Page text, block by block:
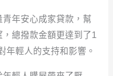
年安心成家貸款，幫
總撥款金額更達到了1
年輕人的支持和影響。